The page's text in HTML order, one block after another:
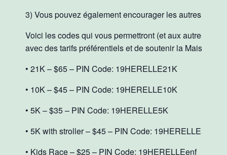
3) Vous pouvez également encourager les autres à
Voici les codes qui vous permettront (et aux autres
avec des tarifs préférentiels et de soutenir la Maison
• 21K – $65 – PIN Code: 19HERELLE21K
• 10K – $45 – PIN Code: 19HERELLE10K
• 5K – $35 – PIN Code: 19HERELLE5K
• 5K with stroller – $45 – PIN Code: 19HERELLE5p
• Kids Race – $25 – PIN Code: 19HERELLEenf